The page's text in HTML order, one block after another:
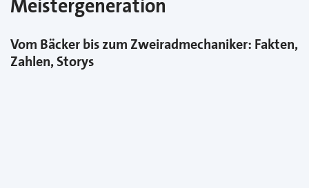
Meistergeneration
Vom Bäcker bis zum Zweiradmechaniker: Fakten,
Zahlen, Storys